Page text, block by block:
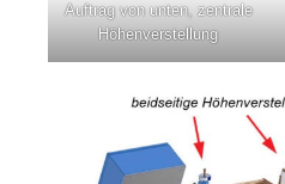
Auftrag von unten, zentrale
Höhenverstellung